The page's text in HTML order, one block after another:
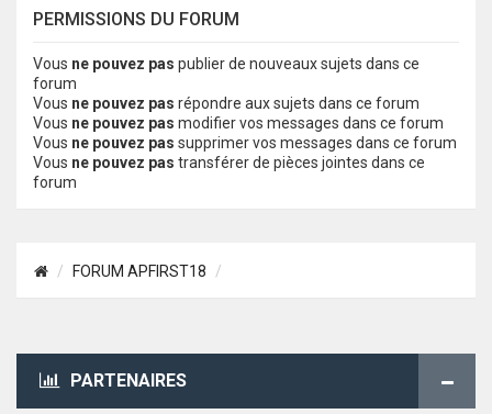
PERMISSIONS DU FORUM
Vous ne pouvez pas publier de nouveaux sujets dans ce
forum
Vous ne pouvez pas répondre aux sujets dans ce forum
Vous ne pouvez pas modifier vos messages dans ce forum
Vous ne pouvez pas supprimer vos messages dans ce forum
Vous ne pouvez pas transférer de pièces jointes dans ce
forum
FORUM APFIRST18
PARTENAIRES